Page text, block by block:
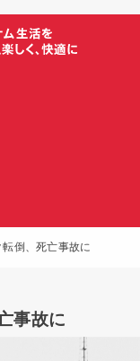
倒、死亡事故に
事故に